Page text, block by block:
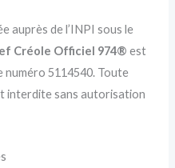
auprès de l’INPI sous le
Créole Officiel 974® est
numéro 5114540. Toute
interdite sans autorisation